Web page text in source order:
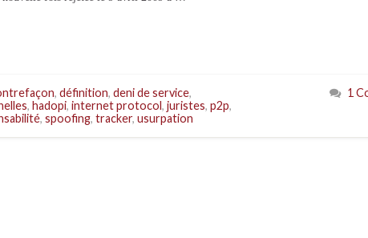
, définition, deni de service,
, hadopi, internet protocol, juristes, p2p,
, spoofing, tracker, usurpation
1